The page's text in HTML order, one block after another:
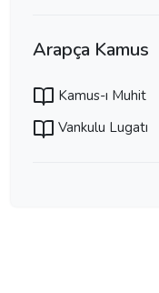
Arapça Kamus
Kamus-ı Muhit
Vankulu Lugatı